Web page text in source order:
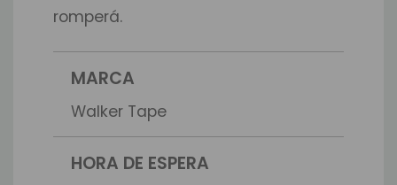
romperá.
MARCA
Walker Tape
HORA DE ESPERA